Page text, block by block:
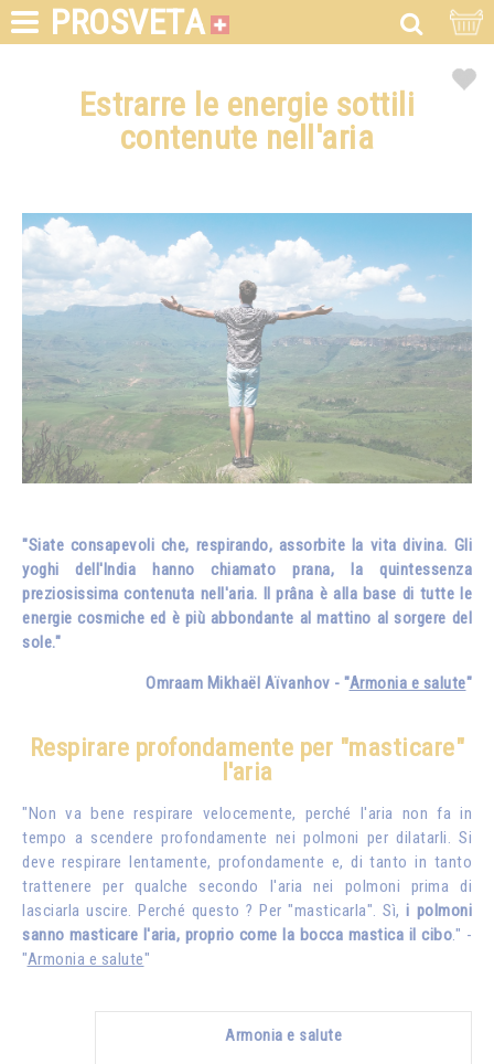
PROSVETA
Estrarre le energie sottili
contenute nell'aria
"Siate consapevoli che, respirando, assorbite la vita divina. Gli
yoghi dell'India hanno chiamato prana, la quintessenza
preziosissima contenuta nell'aria. Il prâna è alla base di tutte le
energie cosmiche ed è più abbondante al mattino al sorgere del
sole."
Omraam Mikhaël Aïvanhov - "Armonia e salute"
Respirare profondamente per "masticare"
l'aria
"Non va bene respirare velocemente, perché l'aria non fa in
tempo a scendere profondamente nei polmoni per dilatarli. Si
deve respirare lentamente, profondamente e, di tanto in tanto
trattenere per qualche secondo l'aria nei polmoni prima di
lasciarla uscire. Perché questo ? Per "masticarla". Sì,i polmoni
sanno masticare l'aria, proprio come la bocca mastica il cibo." -
"Armonia e salute"
Armonia e salute